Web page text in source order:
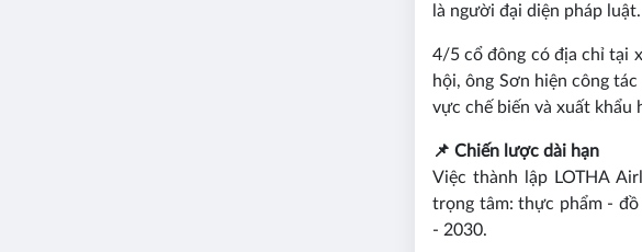
là người đại diện pháp luật.
4/5 cổ đông có địa chỉ tại
hội, ông Sơn hiện công
vực chế biến và xuất khẩu
📌 Chiến lược dài hạn
Việc thành lập LOTHA
trọng tâm: thực phẩm -
- 2030.